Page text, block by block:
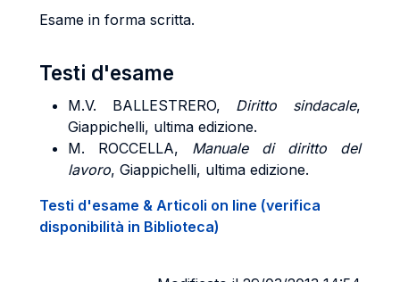
Esame in forma scritta.
Testi d'esame
M.V. BALLESTRERO, Diritto sindacale,
Giappichelli, ultima edizione.
M. ROCCELLA, Manuale di diritto del
lavoro, Giappichelli, ultima edizione.
Testi d'esame & Articoli on line (verifica
disponibilità in Biblioteca)